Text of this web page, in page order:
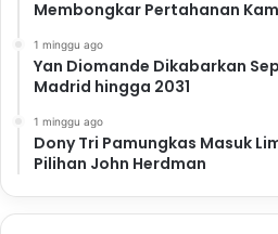
Membongkar Pertahanan
1 minggu ago
Yan Diomande Dikabarkan
Madrid hingga 2031
1 minggu ago
Dony Tri Pamungkas Masuk
Pilihan John Herdman